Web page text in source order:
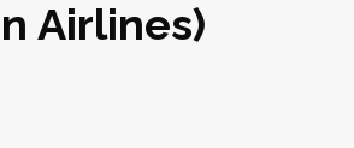
Airlines)